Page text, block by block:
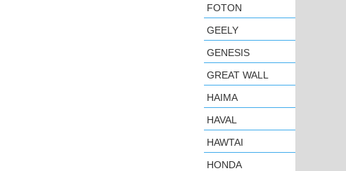
FOTON
GEELY
GENESIS
GREAT WALL
HAIMA
HAVAL
HAWTAI
HONDA